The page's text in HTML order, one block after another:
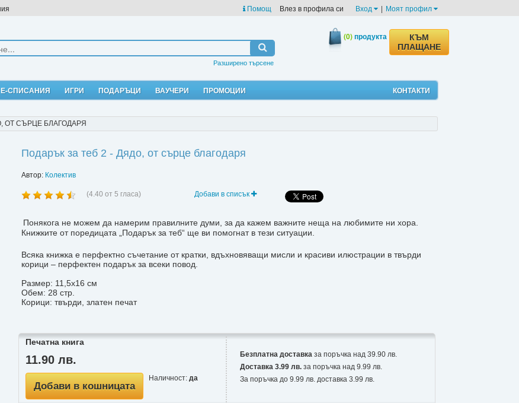
Помощ Влез в профила си Вход | Моят профил
Разширено търсене
(0)продукта
КЪМ
ПЛАЩАНЕ
Е-СПИСАНИЯ ИГРИ ПОДАРЪЦИ ВАУЧЕРИ ПРОМОЦИИ КОНТАКТИ
ОТ СЪРЦЕ БЛАГОДАРЯ
Подарък за теб 2 - Дядо, от сърце благодаря
Автор: Колектив
(4.40 от 5 гласа) Добави в списък
Понякога не можем да намерим правилните думи, за да кажем важните неща на любимите ни хора.
Книжките от поредицата „Подарък за теб“ ще ви помогнат в тези ситуации.
Всяка книжка е перфектно съчетание от кратки, вдъхновяващи мисли и красиви илюстрации в твърди
корици – перфектен подарък за всеки повод.
Размер: 11,5х16 см
Обем: 28 стр.
Корици: твърди, златен печат
Печатна книга
11.90 лв.
Добави в кошницата
Наличност: да
Безплатна доставка за поръчка над 39.90 лв.
Доставка 3.99 лв. за поръчка над 9.99 лв.
За поръчка до 9.99 лв. доставка 3.99 лв.